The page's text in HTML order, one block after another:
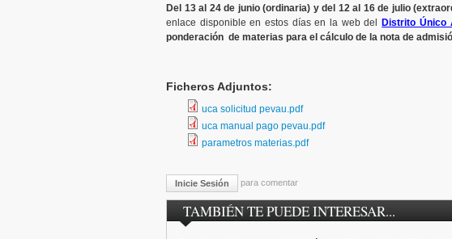
Del 13 al 24 de junio (ordinaria) y del 12 al 16 de julio
enlace disponible en estos días en la web del
Distrito Único
ponderación de materias para el cálculo de la nota de
Ficheros Adjuntos:
uca solicitud pevau.pdf
uca manual pago pevau.pdf
parametros materias.pdf
Inicie Sesión para comentar
TAMBIÉN TE PUEDE INTERESAR...